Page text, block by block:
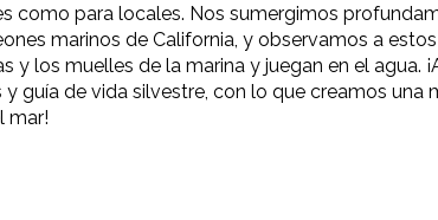
como para locales. Nos sumergimos
marinos de California, y observamos a
y los muelles de la marina y juegan en el agua.
guía de vida silvestre, con lo que creamos
mar!